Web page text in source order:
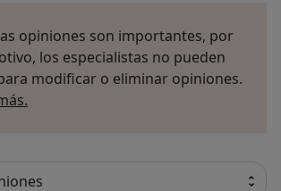
opiniones son importantes, por
los especialistas no pueden
modificar o eliminar opiniones.